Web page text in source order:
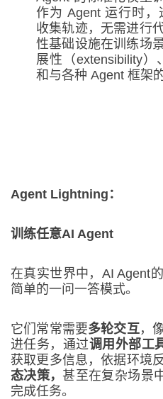
作为 Agent 运行时
收集轨迹，无需进行
性基础设施在训练场
展性（extensibility）
和与各种 Agent 框架
Agent Lightning：
训练任意AI Agent
在真实世界中，AI Agent
简单的一问一答模式。
它们常常需要多轮交互，
进任务，通过调用外部工
获取更多信息，依据环境
态决策，甚至在复杂场景中
完成任务。